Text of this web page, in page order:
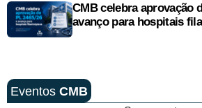
CMB celebra aprovação
avanço para hospitais
Eventos CMB